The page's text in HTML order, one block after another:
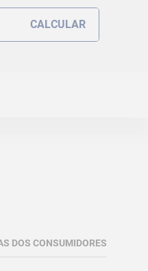
DOS CONSUMIDORES